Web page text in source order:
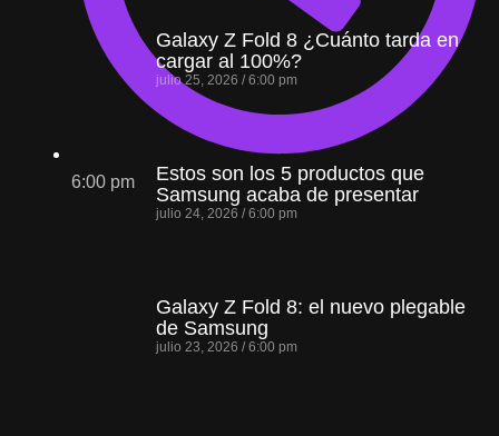
6:00 pm
Galaxy Z Fold 8 ¿Cuánto tarda en
cargar al 100%?
julio 25, 2026 6:00 pm
Estos son los 5 productos que
Samsung acaba de presentar
julio 24, 2026 6:00 pm
Galaxy Z Fold 8: el nuevo plegable
de Samsung
julio 23, 2026 6:00 pm